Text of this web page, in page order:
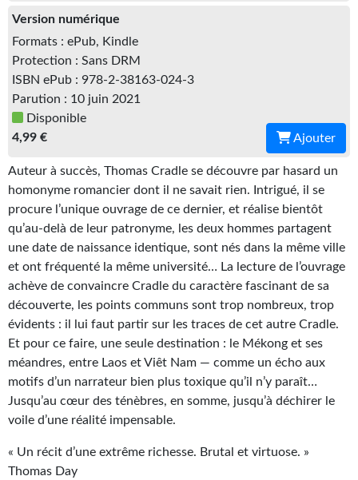
NUMÉRIQUE
Romans et recueils
Une Heure-Lumière
Nouvelles
Gratuit
Sans DRM
BIFROST
Tous les numéros
En numérique
S'abonner
Les critiques
Le blog
Version numérique
Formats : ePub, Kindle
Protection : Sans DRM
ISBN ePub : 978-2-38163-024-3
Parution : 10 juin 2021
Disponible
4,99 €
Ajouter
Auteur à succès, Thomas Cradle se découvre par hasard un
homonyme romancier dont il ne savait rien. Intrigué, il se
procure l’unique ouvrage de ce dernier, et réalise bientôt
qu’au-delà de leur patronyme, les deux hommes partagent
une date de naissance identique, sont nés dans la même ville
et ont fréquenté la même université… La lecture de l’ouvrage
achève de convaincre Cradle du caractère fascinant de sa
découverte, les points communs sont trop nombreux, trop
évidents : il lui faut partir sur les traces de cet autre Cradle.
Et pour ce faire, une seule destination : le Mékong et ses
méandres, entre Laos et Viêt Nam — comme un écho aux
motifs d’un narrateur bien plus toxique qu’il n’y paraît…
Jusqu’au cœur des ténèbres, en somme, jusqu’à déchirer le
voile d’une réalité impensable.
« Un récit d’une extrême richesse. Brutal et virtuose. »
Thomas Day